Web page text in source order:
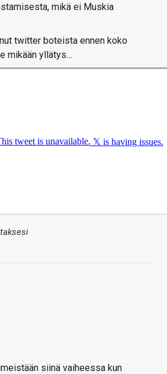
mikä ei Muskia
twitter boteista ennen koko
mikään yllätys…
siinä vaiheessa kun